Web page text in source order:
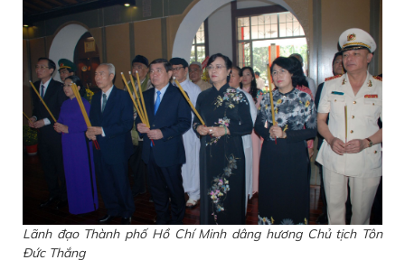
Lãnh đạo Thành phố Hồ Chí Minh dâng hương Chủ tịch Tôn
Đức Thắng